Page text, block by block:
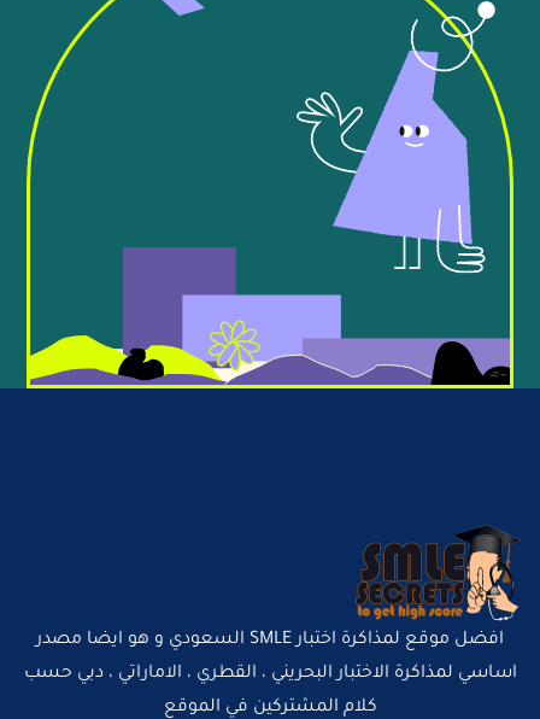
افضل موقع لمذاكرة اختبار SMLE السعودي و هو ايضا مصدر
اساسي لمذاكرة الاختبار البحريني ، القطري ، الاماراتي ، دبي حسب
كلام المشتركين في الموقع